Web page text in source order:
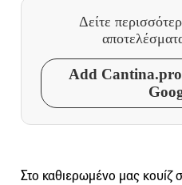
Δείτε
Add
Στο καθιερωμένο μας κουίζ